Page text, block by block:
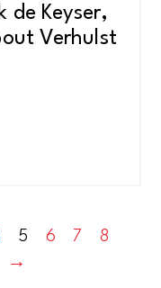
de Keyser,
Verhulst
5 6 7
8
→